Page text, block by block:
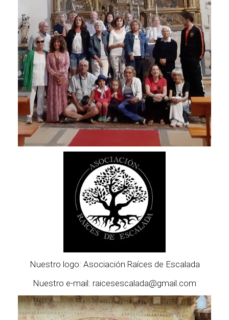
Nuestro logo: Asociación Raíces de Escalada
Nuestro e-mail: raicesescalada@gmail.com